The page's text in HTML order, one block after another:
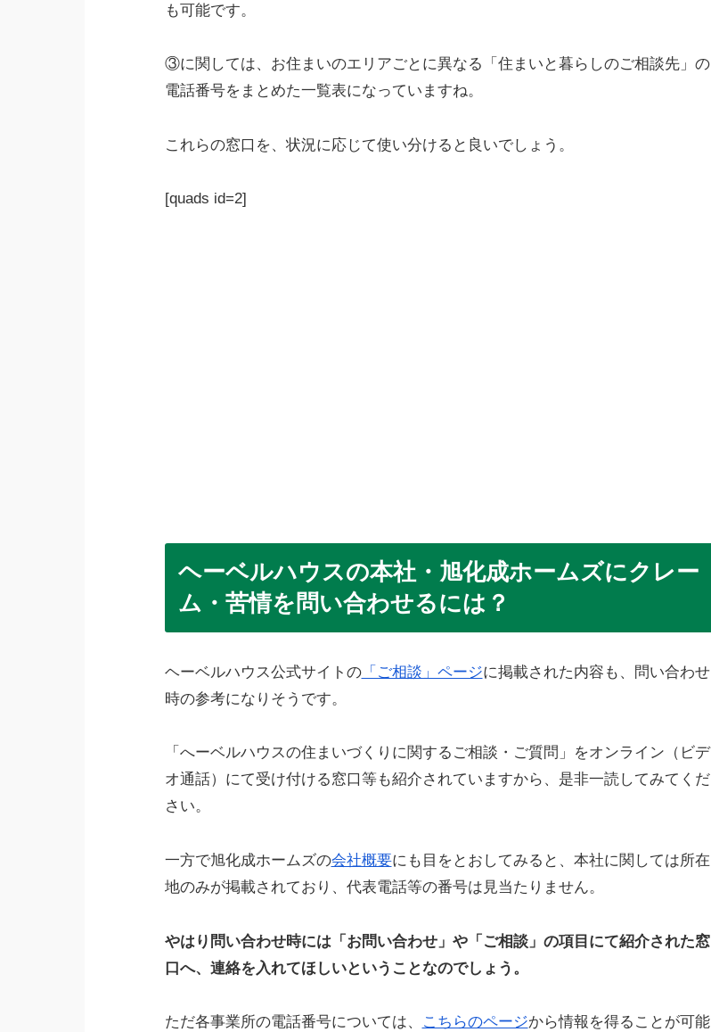
も可能です。
③に関しては、お住まいのエリアごとに異なる「住まいと暮らしのご相談先」の
電話番号をまとめた一覧表になっていますね。
これらの窓口を、状況に応じて使い分けると良いでしょう。
[quads id=2]
ヘーベルハウスの本社・旭化成ホームズにクレー
ム・苦情を問い合わせるには？
ヘーベルハウス公式サイトの「ご相談」ページに掲載された内容も、問い合わせ
時の参考になりそうです。
「へーベルハウスの住まいづくりに関するご相談・ご質問」をオンライン（ビデ
オ通話）にて受け付ける窓口等も紹介されていますから、是非一読してみてくだ
さい。
一方で旭化成ホームズの会社概要にも目をとおしてみると、本社に関しては所在
地のみが掲載されており、代表電話等の番号は見当たりません。
やはり問い合わせ時には「お問い合わせ」や「ご相談」の項目にて紹介された窓
口へ、連絡を入れてほしいということなのでしょう。
ただ各事業所の電話番号については、 こちらのページから情報を得ることが可能